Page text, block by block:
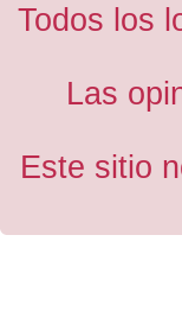
Todos los
Las
Este sitio